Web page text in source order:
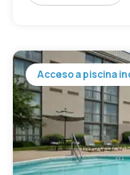
Acceso a piscina